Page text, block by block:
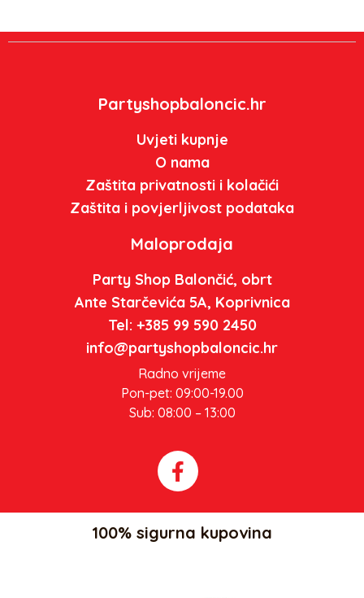
Partyshopbaloncic.hr
Uvjeti kupnje
O nama
Zaštita privatnosti i kolačići
Zaštita i povjerljivost podataka
Maloprodaja
Party Shop Balončić, obrt
Ante Starčevića 5A, Koprivnica
Tel: +385 99 590 2450
info@partyshopbaloncic.hr
Radno vrijeme
Pon-pet: 09:00-19.00
Sub: 08:00 – 13:00
100% sigurna kupovina